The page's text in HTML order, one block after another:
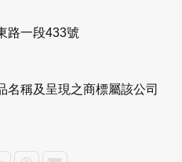
路一段433號
名稱及呈現之商標屬該公司